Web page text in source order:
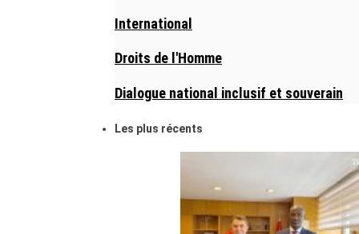
International
Droits de l'Homme
Dialogue national inclusif et souverain
Les plus récents